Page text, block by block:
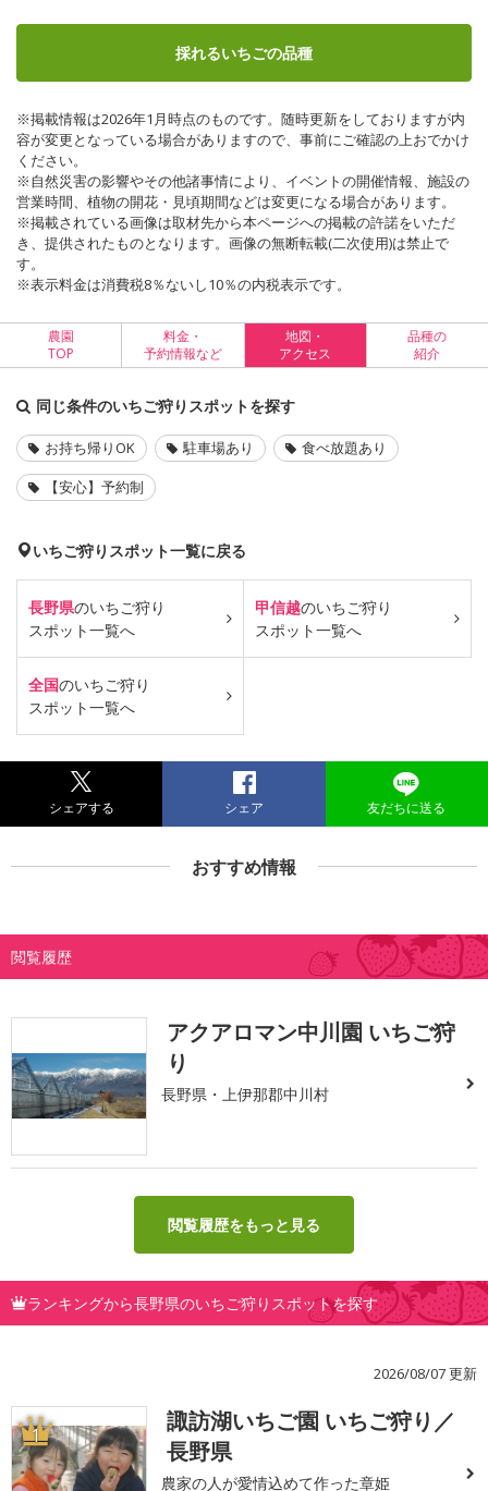
採れるいちごの品種
※掲載情報は2026年1月時点のものです。随時更新をしておりますが内
容が変更となっている場合がありますので、事前にご確認の上おでかけ
ください。
※自然災害の影響やその他諸事情により、イベントの開催情報、施設の
営業時間、植物の開花・見頃期間などは変更になる場合があります。
※掲載されている画像は取材先から本ページへの掲載の許諾をいただ
き、提供されたものとなります。画像の無断転載(二次使用)は禁止で
す。
※表示料金は消費税8％ないし10％の内税表示です。
農園
TOP
料金・
予約情報など
地図・
アクセス
品種の
紹介
同じ条件のいちご狩りスポットを探す
お持ち帰りOK 駐車場あり
食べ放題あり
【安心】予約制
いちご狩りスポット一覧に戻る
長野県のいちご狩り
スポット一覧へ
甲信越のいちご狩り
スポット一覧へ
全国のいちご狩り
スポット一覧へ
シェアする シェア 友だちに送る
おすすめ情報
閲覧履歴
アクアロマン中川園 いちご狩
り
長野県・上伊那郡中川村
閲覧履歴をもっと見る
ランキングから長野県のいちご狩りスポットを探す
2026/08/07 更新
1
諏訪湖いちご園 いちご狩り／
長野県
農家の人が愛情込めて作った章姫